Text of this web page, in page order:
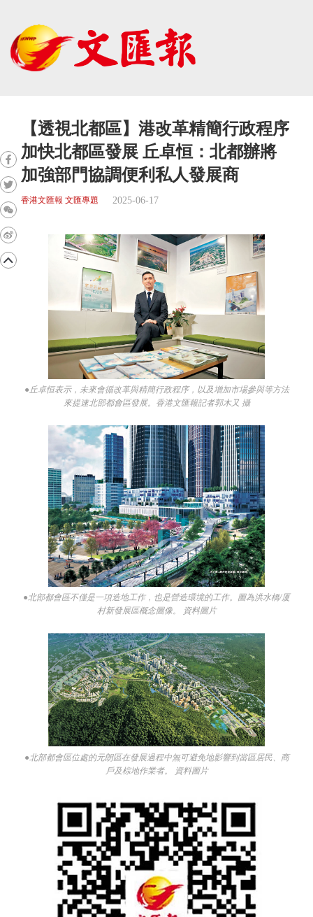
【透視北都區】港改革精簡行政程序
加快北都區發展 丘卓恒：北都辦將
加強部門協調便利私人發展商
香港文匯報 文匯專題 2025-06-17
●丘卓恒表示，未來會循改革與精簡行政程序，以及增加市場參與等方法
來提速北部都會區發展。香港文匯報記者郭木又 攝
●北部都會區不僅是一項造地工作，也是營造環境的工作。圖為洪水橋/厦
村新發展區概念圖像。 資料圖片
●北部都會區位處的元朗區在發展過程中無可避免地影響到當區居民、商
戶及棕地作業者。 資料圖片